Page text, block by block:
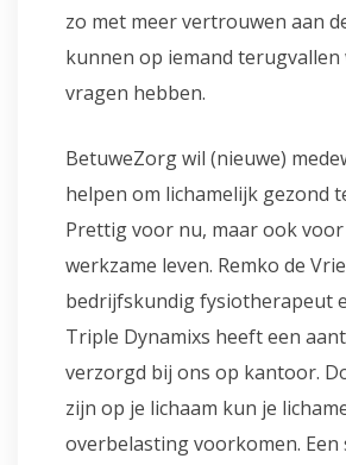
zo met meer vertrouwen aan
kunnen op iemand terugvallen
vragen hebben.
BetuweZorg wil (nieuwe)
helpen om lichamelijk gezond
Prettig voor nu, maar ook voor
werkzame leven. Remko de
bedrijfskundig fysiotherapeut
Triple Dynamixs heeft een
verzorgd bij ons op kantoor.
zijn op je lichaam kun je
overbelasting voorkomen. Een